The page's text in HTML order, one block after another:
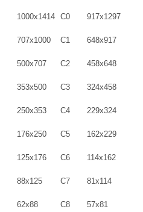
1000x1414 C0 917x1297
707x1000 C1 648x917
500x707 C2 458x648
353x500 C3 324x458
250x353 C4 229x324
176x250 C5 162x229
125x176 C6 114x162
88x125 C7 81x114
62x88 C8 57x81